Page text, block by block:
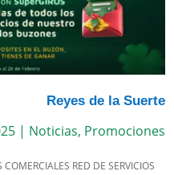
Reyes de la Suerte
| Noticias, Promociones
RED DE SERVICIOS